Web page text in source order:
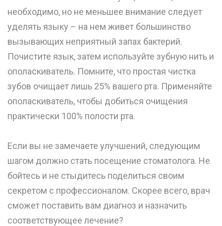
необходимо, но не меньшее внимание следует
уделять языку – на нем живет большинство
вызывающих неприятный запах бактерий.
Почистите язык, затем используйте зубную нить и
ополаскиватель. Помните, что простая чистка
зубов очищает лишь 25% вашего рта. Применяйте
ополаскиватель, чтобы добиться очищения
практически 100% полости рта.
Если вы не замечаете улучшений, следующим
шагом должно стать посещение стоматолога. Не
бойтесь и не стыдитесь поделиться своим
секретом с профессионалом. Скорее всего, врач
сможет поставить вам диагноз и назначить
соответствующее лечение?